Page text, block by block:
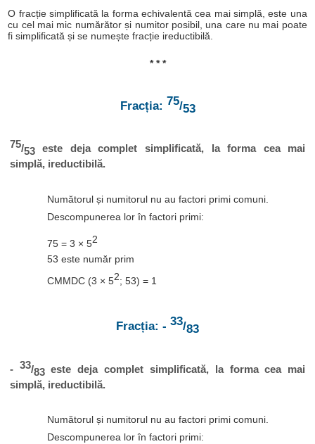
O fracție simplificată la forma echivalentă cea mai simplă, este una
cu cel mai mic numărător și numitor posibil, una care nu mai poate
fi simplificată și se numește fracție ireductibilă.
* * *
Fracția: 75/53
75/53este deja complet simplificată, la forma cea mai
simplă, ireductibilă.
Numătorul și numitorul nu au factori primi comuni.
Descompunerea lor în factori primi:
75 = 3 × 52
53 este număr prim
CMMDC (3 × 52; 53) = 1
Fracția: - 33/83
- 33/83este deja complet simplificată, la forma cea mai
simplă, ireductibilă.
Numătorul și numitorul nu au factori primi comuni.
Descompunerea lor în factori primi: